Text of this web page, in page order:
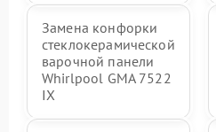
Замена конфорки
стеклокерамической
варочной панели
Whirlpool GMA 7522
IX